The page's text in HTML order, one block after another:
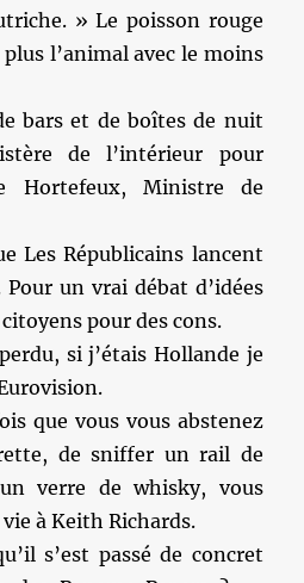
» Le poisson rouge
l’animal avec le moins
bars et de boîtes de nuit
de l’intérieur pour
Hortefeux, Ministre de
Les Républicains lancent
un vrai débat d’idées
pour des cons.
si j’étais Hollande je
que vous vous abstenez
de sniffer un rail de
verre de whisky, vous
à Keith Richards.
s’est passé de concret